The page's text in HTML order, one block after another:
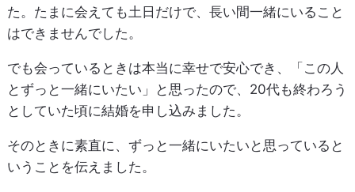
た。たまに会えても土日だけで、長い間一緒にいること
はできませんでした。
でも会っているときは本当に幸せで安心でき、「この人
とずっと一緒にいたい」と思ったので、20代も終わろう
としていた頃に結婚を申し込みました。
そのときに素直に、ずっと一緒にいたいと思っていると
いうことを伝えました。